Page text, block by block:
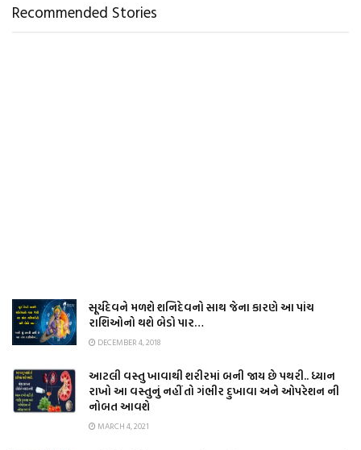
Recommended Stories
સૂર્યદેવને મળશે શનિદેવનો સાથ જેના કારણે આ પાંચ
રાશિઓનો થશે બેડો પાર…
DECEMBER 4, 2018
આટલી વસ્તુ ખાવાથી શરીરમાં બની જાય છે પથરી.. ધ્યાન
રાખો આ વસ્તુનું નહીં તો ગંભીર દુખાવા અને ઓપરેશન ની
નોબત આવશે
MARCH 4, 2021